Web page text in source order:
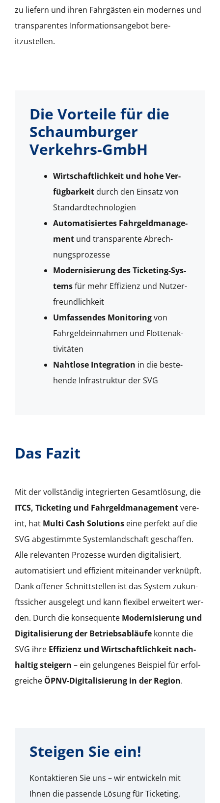
zu liefern und ihren Fahrgästen ein mod­ernes und
trans­par­entes Infor­ma­tion­sange­bot bere­
itzustellen.
Die Vorteile für die
Schaumburger
Verkehrs-GmbH
Wirtschaftlichkeit und hohe Ver­
füg­barkeit durch den Ein­satz von
Stan­dard­tech­nolo­gien
Automa­tisiertes Fahrgeld­man­age­
ment und trans­par­ente Abrech­
nung­sprozesse
Mod­ernisierung des Tick­et­ing-Sys­
temsfür mehr Effizienz und Nutzer­
fre­undlichkeit
Umfassendes Mon­i­tor­ingvon
Fahrgeldein­nah­men und Flot­te­nak­
tiv­itäten
Naht­lose Inte­gra­tion in die beste­
hende Infra­struk­tur der SVG
Das Fazit
Mit der voll­ständig inte­gri­erten Gesamtlö­sung, die
ITCS, Tick­et­ing und Fahrgeld­man­age­mentvere­
int, hat Mul­ti Cash Solu­tions eine per­fekt auf die
SVG abges­timmte Sys­tem­land­schaft geschaf­fen.
Alle rel­e­van­ten Prozesse wur­den dig­i­tal­isiert,
automa­tisiert und effizient miteinan­der verknüpft.
Dank offen­er Schnittstellen ist das Sys­tem zukun­
ftssich­er aus­gelegt und kann flex­i­bel erweit­ert wer­
den. Durch die kon­se­quente Mod­ernisierung und
Dig­i­tal­isierung der Betrieb­sabläufe kon­nte die
SVG ihre Effizienz und Wirtschaftlichkeit nach­
haltig steigern – ein gelun­ge­nes Beispiel für erfol­
gre­iche ÖPNV-Dig­i­tal­isierung in der Region.
Steigen Sie ein!
Kon­tak­tieren Sie uns – wir entwick­eln mit
Ihnen die passende Lösung für Tick­et­ing,